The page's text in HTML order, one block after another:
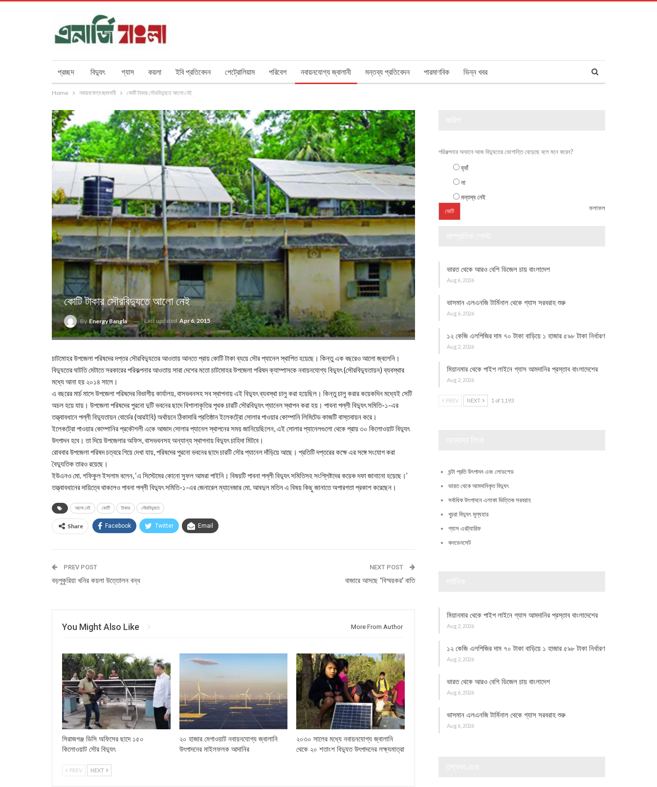
প্রচ্ছদ বিদ্যুৎ গ্যাস কয়লা ইবি প্রতিবেদন পেট্রোলিয়াম পরিবেশ নবায়নযোগ্য জ্বালানী মন্তব্য প্রতিবেদন পারমাণবিক ভিন্ন খবর
Home নবায়নযোগ্য জ্বালানী কোটি টাকার সৌরবিদ্যুতে আলো নেই
কোটি টাকার সৌরবিদ্যুতে আলো নেই
By Energy Bangla Last updatedApr 6, 2015
চাটমোহর উপজেলা পরিষদের দপ্তর সৌরবিদ্যুতের আওতায় আনতে প্রায় কোটি টাকা ব্যয়ে সৌর প্যানেল স্থাপিত হয়েছে। কিন্তু এক বছরেও আলো জ্বলেনি।
বিদ্যুতের ঘাটতি মেটাতে সরকারের পরিকল্পনার আওতায় সারা দেশের মতো চাটমোহর উপজেলা পরিষদ ক্যাম্পাসকে নবায়নযোগ্য বিদ্যুৎ (সৌরবিদ্যুতায়ন) ব্যবস্থার
মধ্যে আনা হয় ২০১৪ সালে।
এ বছরের মার্চ মাসে উপজেলা পরিষদের বিভাগীয় কার্যালয়, বাসভবনসহ সব স্থাপনায় এই বিদ্যুৎ ব্যবস্থা চালু করা হয়েছিল। কিন্তু চালু করার কয়েকদিন মধ্যেই সেটি
অচল হয়ে যায়। উপজেলা পরিষদের পুরনো দুটি ভবনের ছাদে বিশালাকৃতির পৃথক চারটি সৌরবিদ্যুৎ প্যানেল স্থাপন করা হয়। পাবনা পল্লী বিদ্যুৎ সমিতি-১-এর
তত্ত্বাবধানে পল্লী বিদ্যুতায়ন বোর্ডের (আরইবি) অর্থায়নে ঠিকাদারি প্রতিষ্ঠান ইলেকট্রো সোলার পাওয়ার কোম্পানি লিমিটেড কাজটি বাস্তবায়ন করে।
ইলেকট্রো পাওয়ার কোম্পানির প্রকৌশলী একে আজাদ সোলার প্যানেল স্থাপনের সময় জানিয়েছিলেন, এই সোলার প্যানেলগুলো থেকে প্রায় ৩০ কিলোওয়াট বিদ্যুৎ
উৎপাদন হবে। তা দিয়ে উপজেলার অফিস, বাসভবনসহ অন্যান্য স্থাপনায় বিদ্যুৎ চাহিদা মিটবে।
রোববার উপজেলা পরিষদ চত্বরে গিয়ে দেখা যায়, পরিষদের পুরনো ভবনের ছাদে চারটি সৌর প্যানেল দাঁড়িয়ে আছে। প্রতিটি দপ্তরের কক্ষে এর সঙ্গে সংযোগ করা
বৈদ্যুতিক তারও রয়েছে।
ইউএনও মো. শফিকুল ইসলাম বলেন, ‘এ সিস্টেমের কোনো সুফল আমরা পাইনি। বিষয়টি পাবনা পল্লী বিদ্যুৎ সমিতিসহ সংশ্লিষ্টদের কয়েক দফা জানানো হয়েছে।’
তত্ত্বাবধানের দায়িত্বে থাকলেও পাবনা পল্লী বিদ্যুৎ সমিতি-১-এর জেনারেল ম্যানেজার মো. আবদুল মতিন এ বিষয় কিছু জানাতে অপারগতা প্রকাশ করেছেন।
আলো নেই কোটি টাকার সৌরবিদ্যুতে
Share Facebook Twitter Email
PREV POST
বড়পুকুরিয়া খনির কয়লা উত্তোলন বন্ধ
NEXT POST
বাজারে আসছে ‘বিস্ময়কর’ বাতি
You Might Also Like More From Author
সিরাজগঞ্জ ডিসি অফিসের ছাদে ১৫০
কিলোওয়াট সৌর বিদ্যুৎ
২০ হাজার মেগাওয়াট নবায়নযোগ্য জ্বালানি
উৎপাদনের মাইলফলক আদানির
২০৩০ সালের মধ্যে নবায়নযোগ্য জ্বালানি
থেকে ২০ শতাংশ বিদ্যুত উৎপাদনের লক্ষ্যমাত্রা
PREV NEXT
পরিকল্পনার অভাবে আজ বিদ্যুতের ভোগান্তি বেড়েছে বলে মনে করেন?
হ্যাঁ
না
মন্তব্য নেই
ফলাফল
ভারত থেকে আরও বেশি ডিজেল চায় বাংলাদেশ
Aug 6, 2026
ভাসমান এলএনজি টার্মিনাল থেকে গ্যাস সরবরাহ শুরু
Aug 6, 2026
১২ কেজি এলপিজির দাম ৭০ টাকা বাড়িয়ে ১ হাজার ৫৯৮ টাকা নির্ধারণ
Aug 2, 2026
মিয়ানমার থেকে পাইপ লাইনে গ্যাস আমদানির প্রস্তাব বাংলাদেশের
Aug 2, 2026
PREV NEXT 1 of 1,193
ঘন্টা প্রতি উৎপাদন এবং লোডশেড
ভারত থেকে আমদানিকৃত বিদ্যুৎ
সর্বাধিক উৎপাদনে এলাকা ভিত্তিক সরবরাহ
খুচরা বিদ্যুৎ মূল্যহার
গ্যাস এরট্যারিফ
কনডেনসেট
মিয়ানমার থেকে পাইপ লাইনে গ্যাস আমদানির প্রস্তাব বাংলাদেশের
Aug 2, 2026
১২ কেজি এলপিজির দাম ৭০ টাকা বাড়িয়ে ১ হাজার ৫৯৮ টাকা নির্ধারণ
Aug 2, 2026
ভারত থেকে আরও বেশি ডিজেল চায় বাংলাদেশ
Aug 6, 2026
ভাসমান এলএনজি টার্মিনাল থেকে গ্যাস সরবরাহ শুরু
Aug 6, 2026